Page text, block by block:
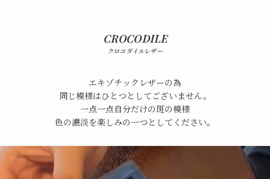
CROCODILE
クロコダイルレザー
エキゾチックレザーの為
同じ模様はひとつとしてございません。
一点一点自分だけの斑の模様
色の濃淡を楽しみの一つとしてください。